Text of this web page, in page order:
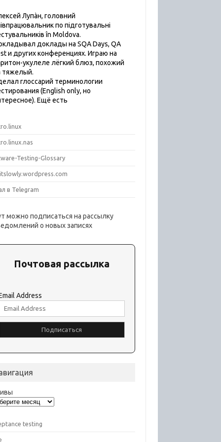
Лупàн, головний
по підготувальні
în Moldova.
доклады на SQA Days, QA
и других конференциях. Играю на
укулеле лёгкий блюз, похожий
тяжелый.
глоссарий терминологии
(English only, но
Ещё есть
Testing-Glossary
в Telegram
можно подписаться на рассылку
о новых записях
Почтовая рассылка
Address
testing